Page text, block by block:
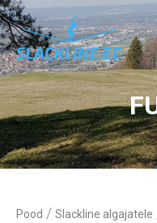
Pood / Slackline algajatele